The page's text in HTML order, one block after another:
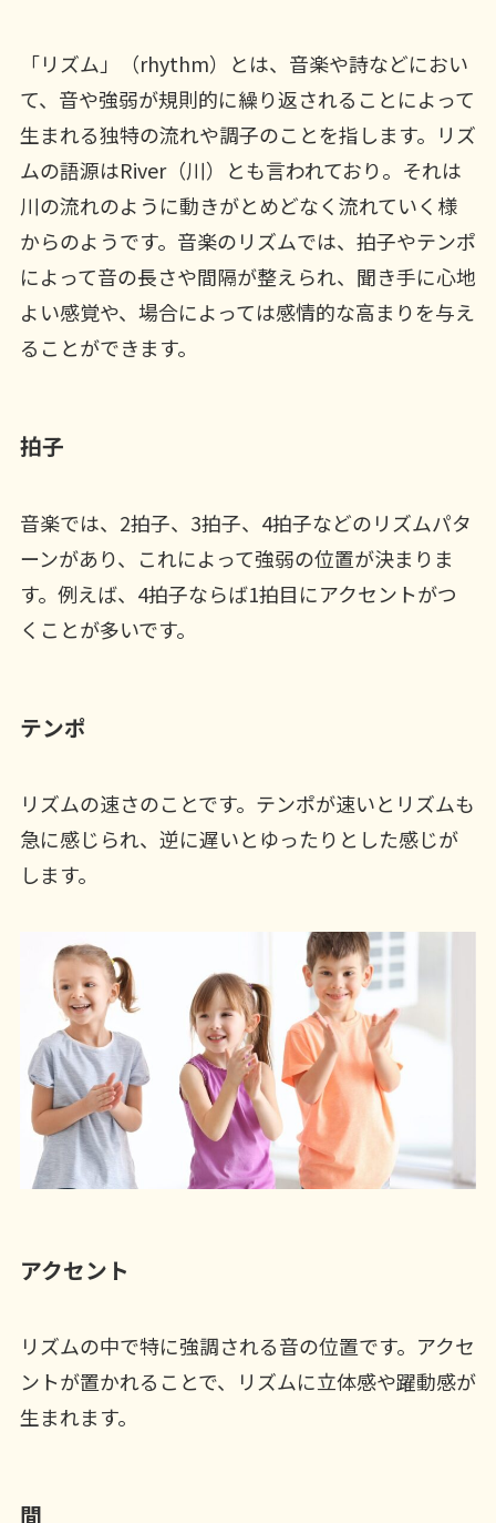
「リズム」（rhythm）とは、音楽や詩などにおい
て、音や強弱が規則的に繰り返されることによって
生まれる独特の流れや調子のことを指します。リズ
ムの語源はRiver（川）とも言われており。それは
川の流れのように動きがとめどなく流れていく様
からのようです。音楽のリズムでは、拍子やテンポ
によって音の長さや間隔が整えられ、聞き手に心地
よい感覚や、場合によっては感情的な高まりを与え
ることができます。
拍子
音楽では、2拍子、3拍子、4拍子などのリズムパタ
ーンがあり、これによって強弱の位置が決まりま
す。例えば、4拍子ならば1拍目にアクセントがつ
くことが多いです。
テンポ
リズムの速さのことです。テンポが速いとリズムも
急に感じられ、逆に遅いとゆったりとした感じが
します。
アクセント
リズムの中で特に強調される音の位置です。アクセ
ントが置かれることで、リズムに立体感や躍動感が
生まれます。
間